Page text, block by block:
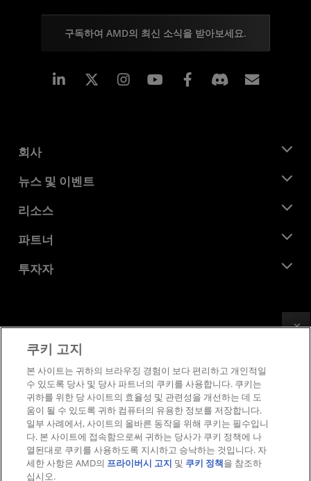
구독하여 AMD의 최신 소식을 받아보세요.
Linkedin Instagram Facebook
회사
AMD 소개
기업의 사회적 책임
채용
문의하기
뉴스 및 이벤트
뉴스룸
미디어 라이브러리
리소스
개발자 센트럴
사례 연구
파트너
AMD 파트너 허브
투자자
이사위원회
거버넌스 문서
SEC 신고서
상표
공급망 투명성
공정 및 공개 경쟁
영국 세금 전략
쿠키 정책
쿠키 설정
쿠키 고지
본 사이트는 귀하의 브라우징 경험이 보다 편리하고 개인적일
수 있도록 당사 및 당사 파트너의 쿠키를 사용합니다. 쿠키는
귀하를 위한 당 사이트의 효율성 및 관련성을 개선하는 데 도
움이 될 수 있도록 귀하 컴퓨터의 유용한 정보를 저장합니다.
일부 사례에서, 사이트의 올바른 동작을 위해 쿠키는 필수입니
다. 본 사이트에 접속함으로써 귀하는 당사가 쿠키 정책에 나
열된대로 쿠키를 사용하도록 지시하고 승낙하는 것입니다. 자
세한 사항은 AMD의 프라이버시 고지 및 쿠키 정책을 참조하
십시오.